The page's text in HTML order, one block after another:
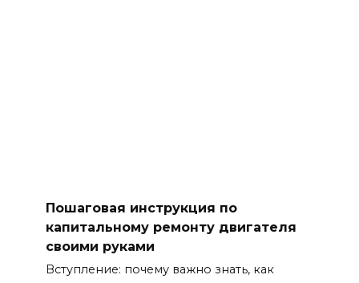
Пошаговая инструкция по
капитальному ремонту двигателя
своими руками
Вступление: почему важно знать, как